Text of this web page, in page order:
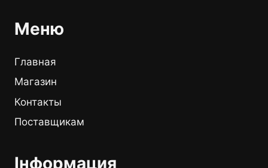
Меню
Главная
Магазин
Контакты
Поставщикам
Інформация